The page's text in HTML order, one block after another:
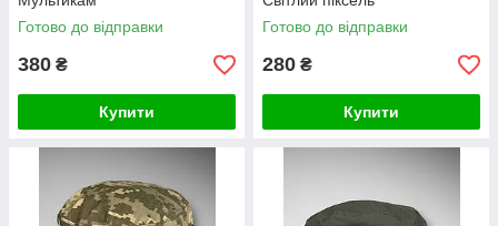
Готово до відправки
380 ₴
Купити
Готово до відправки
280 ₴
Купити